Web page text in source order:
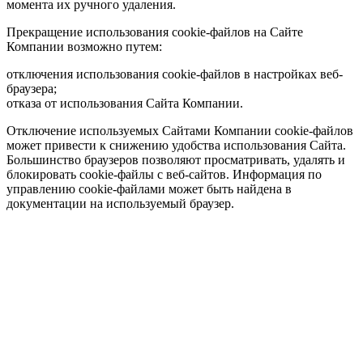
момента их ручного удаления.
Прекращение использования cookie-файлов на Сайте
Компании возможно путем:
отключения использования cookie-файлов в настройках веб-
браузера;
отказа от использования Сайта Компании.
Отключение используемых Сайтами Компании cookie-файлов
может привести к снижению удобства использования Сайта.
Большинство браузеров позволяют просматривать, удалять и
блокировать cookie-файлы c веб-сайтов. Информация по
управлению cookie-файлами может быть найдена в
документации на используемый браузер.